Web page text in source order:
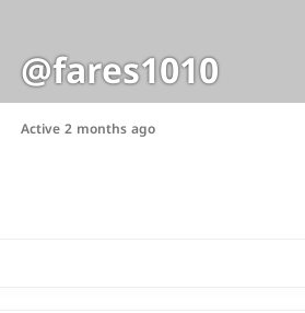
@fares1010
Active 2 months ago